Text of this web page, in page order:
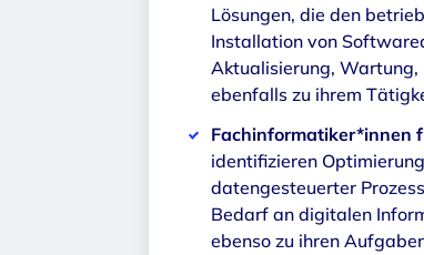
Lösungen, die den
Installation von
Aktualisierung, Wartung,
ebenfalls zu ihrem
Fachinformatiker*innen
identifizieren
datengesteuerter
Bedarf an digitalen
ebenso zu ihren